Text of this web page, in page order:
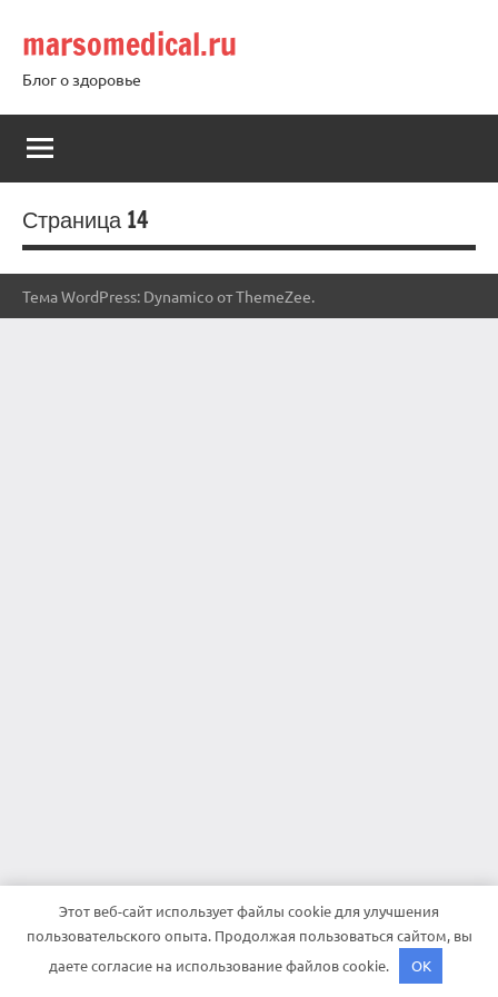
содержимому
marsomedical.ru
Блог о здоровье
Страница 14
Тема WordPress: Dynamico от ThemeZee.
Этот веб-сайт использует файлы cookie для улучшения
пользовательского опыта. Продолжая пользоваться сайтом, вы
даете согласие на использование файлов cookie.
OK